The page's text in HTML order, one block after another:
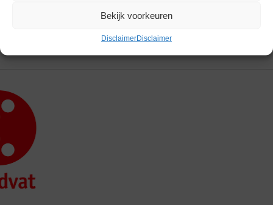
Bekijk voorkeuren
DisclaimerDisclaimer
verkrijgbaar bij: